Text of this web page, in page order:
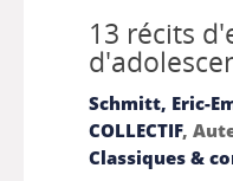
13 récits
Schmitt, Eric-
COLLECTIF,
Classiques &